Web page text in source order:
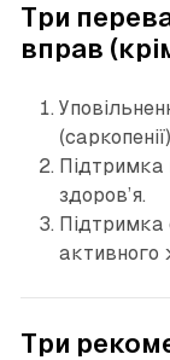
Три
вправ
Підтримка
здоров’я.
Підтримка
активного
Три